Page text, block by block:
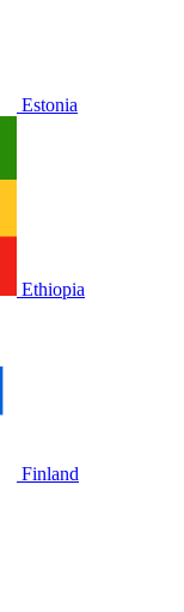
Estonia
Ethiopia
Finland